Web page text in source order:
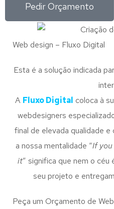
Pedir Orçamento
Web design – Fluxo Digital
Esta é a solução indicada
A Fluxo Digital coloca à
webdesigners
final de elevada qualidade
a nossa mentalidade “If you
it” significa que nem o céu
seu projeto e
Peça um Orçamento de